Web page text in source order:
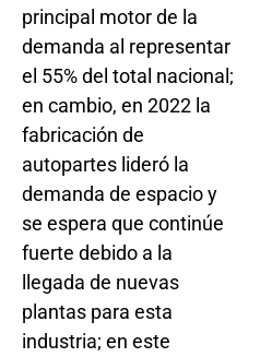
principal motor de la
demanda al representar
el 55% del total nacional;
en cambio, en 2022 la
fabricación de
autopartes lideró la
demanda de espacio y
se espera que continúe
fuerte debido a la
llegada de nuevas
plantas para esta
industria; en este